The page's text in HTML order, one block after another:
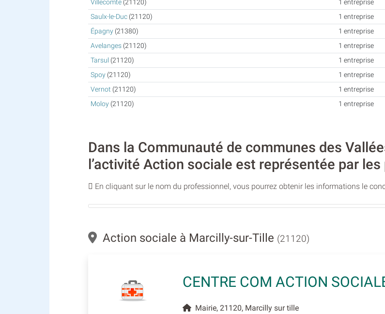
Villecomte(21120) 1 entreprise
Saulx-le-Duc(21120) 1 entreprise
Épagny(21380) 1 entreprise
Avelanges(21120) 1 entreprise
Tarsul (21120) 1 entreprise
Spoy(21120) 1 entreprise
Vernot (21120) 1 entreprise
Moloy(21120) 1 entreprise
Dans la Communauté de communes des
l’activité Action sociale est représentée par
En cliquant sur le nom du professionnel, vous pourrez obtenir les informations le
Action sociale à Marcilly-sur-Tille (21120)
CENTRE COM ACTION
Mairie, 21120, Marcilly sur tille